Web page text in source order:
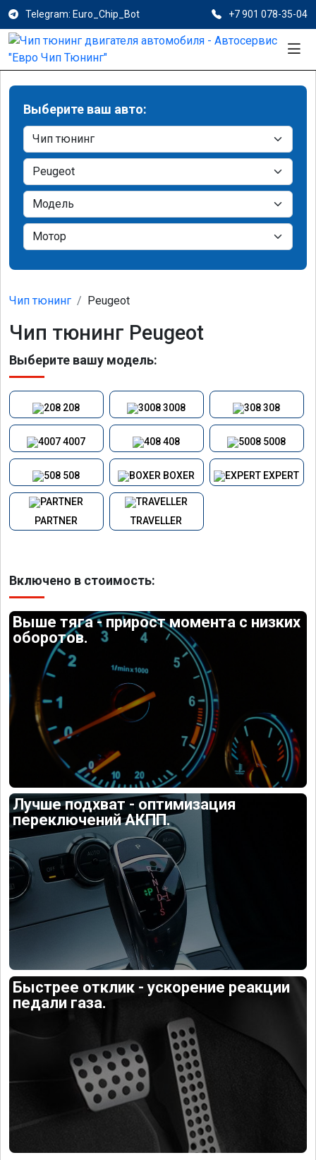
Telegram: Euro_Chip_Bot +7 901 078-35-04
Выберите ваш авто:
Чип тюнинг Peugeot
Чип тюнинг Peugeot
Выберите вашу модель:
208 3008 308
4007 408 5008
508 BOXER EXPERT
PARTNER TRAVELLER
Включено в стоимость:
Выше тяга - прирост момента с низких
оборотов.
Лучше подхват - оптимизация
переключений АКПП.
Быстрее отклик - ускорение реакции
педали газа.